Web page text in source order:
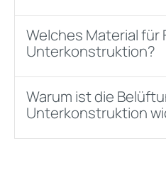
Welches Material für
Unterkonstruktion?
Warum ist die
Unterkonstruktion